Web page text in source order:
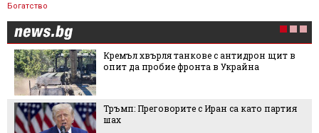
Богатство
Кремъл хвърля танкове с антидрон щит в
опит да пробие фронта в Украйна
Тръмп: Преговорите с Иран са като партия
шах